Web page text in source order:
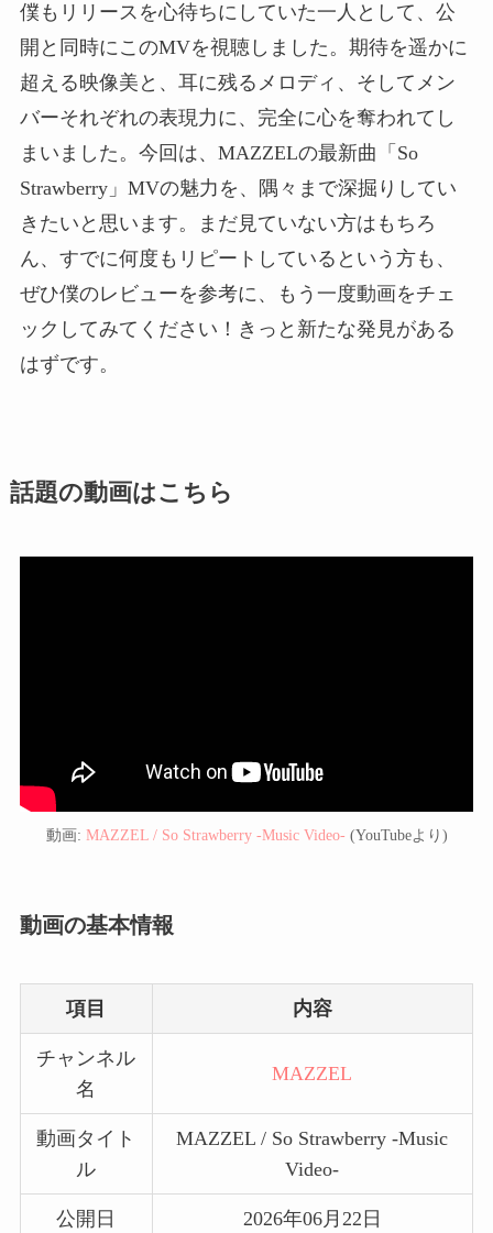
僕もリリースを心待ちにしていた一人として、公
開と同時にこのMVを視聴しました。期待を遥かに
超える映像美と、耳に残るメロディ、そしてメン
バーそれぞれの表現力に、完全に心を奪われてし
まいました。今回は、MAZZELの最新曲「So
Strawberry」MVの魅力を、隅々まで深掘りしてい
きたいと思います。まだ見ていない方はもちろ
ん、すでに何度もリピートしているという方も、
ぜひ僕のレビューを参考に、もう一度動画をチェ
ックしてみてください！きっと新たな発見がある
はずです。
話題の動画はこちら
動画: MAZZEL / So Strawberry -Music Video- (YouTubeより)
動画の基本情報
項目 内容
チャンネル
名
MAZZEL
動画タイト
ル
MAZZEL / So Strawberry -Music
Video-
公開日 2026年06月22日